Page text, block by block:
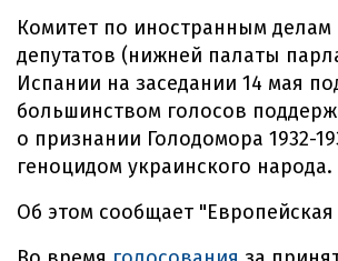
Комитет по иностранным делам
депутатов (нижней палаты
Испании на заседании 14 мая
большинством голосов
о признании Голодомора 1932-
геноцидом украинского народа.
Об этом сообщает "Европейская